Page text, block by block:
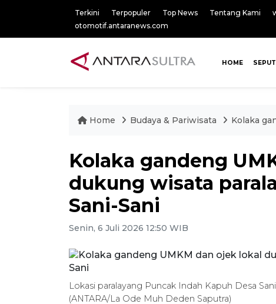
Terkini Terpopuler Top News Tentang Kami
otomotif.antaranews.com
HOME
Home Budaya & Pariwisata Kolaka
Kolaka gandeng
dukung wisata
Sani-Sani
Senin, 6 Juli 2026 12:50 WIB
Lokasi paralayang Puncak Indah Kapuh Desa
(ANTARA/La Ode Muh Deden Saputra)